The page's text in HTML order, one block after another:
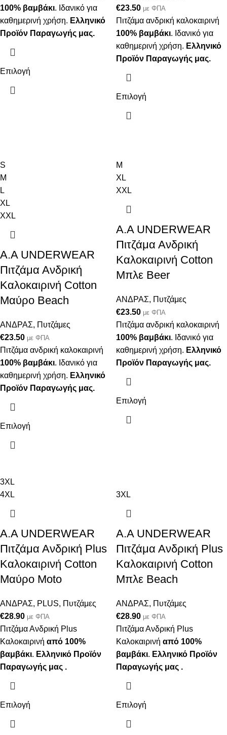
100% βαμβάκι. Ιδανικό για
καθημερινή χρήση. Ελληνικό
Προϊόν Παραγωγής μας.
Επιλογή
€23.50 με ΦΠΑ
Πιτζάμα ανδρική καλοκαιρινή
100% βαμβάκι. Ιδανικό για
καθημερινή χρήση. Ελληνικό
Προϊόν Παραγωγής μας.
Επιλογή
S
M
L
XL
XXL
Α.A UNDERWEAR
Πιτζάμα Ανδρική
Καλοκαιρινή Cotton
Μαύρο Βeach
ΑΝΔΡΑΣ, Πυτζάμες
€23.50 με ΦΠΑ
Πιτζάμα ανδρική καλοκαιρινή
100% βαμβάκι. Ιδανικό για
καθημερινή χρήση. Ελληνικό
Προϊόν Παραγωγής μας.
Επιλογή
M
XL
XXL
Α.A UNDERWEAR
Πιτζάμα Ανδρική
Καλοκαιρινή Cotton
Μπλε Beer
ΑΝΔΡΑΣ, Πυτζάμες
€23.50 με ΦΠΑ
Πιτζάμα ανδρική καλοκαιρινή
100% βαμβάκι. Ιδανικό για
καθημερινή χρήση. Ελληνικό
Προϊόν Παραγωγής μας.
Επιλογή
3XL
4XL
Α.A UNDERWEAR
Πιτζάμα Ανδρική Plus
Καλοκαιρινή Cotton
Μαύρο Moto
ΑΝΔΡΑΣ, PLUS, Πυτζάμες
€28.90 με ΦΠΑ
Πιτζάμα Ανδρική Plus
Καλοκαιρινή από 100%
βαμβάκι. Ελληνικό Προϊόν
Παραγωγής μας .
Επιλογή
3XL
Α.A UNDERWEAR
Πιτζάμα Ανδρική Plus
Καλοκαιρινή Cotton
Μπλε Beach
ΑΝΔΡΑΣ, Πυτζάμες
€28.90 με ΦΠΑ
Πιτζάμα Ανδρική Plus
Καλοκαιρινή από 100%
βαμβάκι. Ελληνικό Προϊόν
Παραγωγής μας .
Επιλογή